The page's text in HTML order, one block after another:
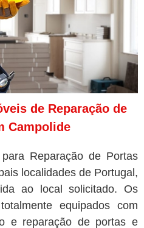
de Reparação de
Campolide
Reparação de Portas
localidades de Portugal,
ao local solicitado. Os
equipados com
e reparação de portas e